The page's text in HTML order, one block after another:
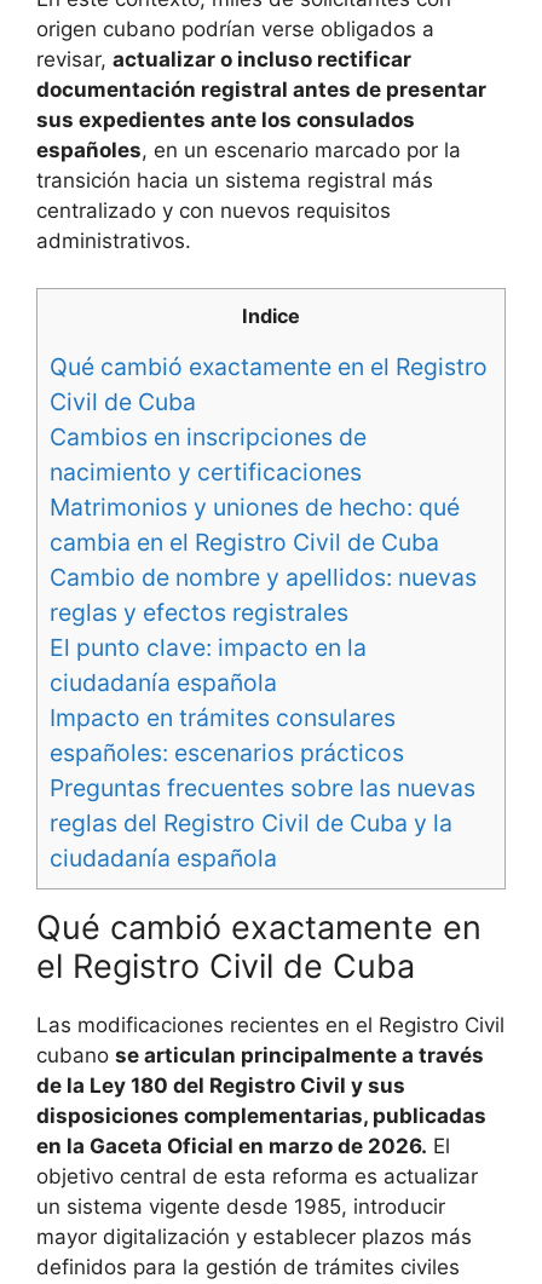
origen cubano podrían verse obligados a
revisar, actualizar o incluso rectificar
documentación registral antes de presentar
sus expedientes ante los consulados
españoles, en un escenario marcado por la
transición hacia un sistema registral más
centralizado y con nuevos requisitos
administrativos.
Indice
Qué cambió exactamente en el Registro
Civil de Cuba
Cambios en inscripciones de
nacimiento y certificaciones
Matrimonios y uniones de hecho: qué
cambia en el Registro Civil de Cuba
Cambio de nombre y apellidos: nuevas
reglas y efectos registrales
El punto clave: impacto en la
ciudadanía española
Impacto en trámites consulares
españoles: escenarios prácticos
Preguntas frecuentes sobre las nuevas
reglas del Registro Civil de Cuba y la
ciudadanía española
Qué cambió exactamente en
el Registro Civil de Cuba
Las modificaciones recientes en el Registro Civil
cubano se articulan principalmente a través
de la Ley 180 del Registro Civil y sus
disposiciones complementarias, publicadas
en la Gaceta Oficial en marzo de 2026. El
objetivo central de esta reforma es actualizar
un sistema vigente desde 1985, introducir
mayor digitalización y establecer plazos más
definidos para la gestión de trámites civiles